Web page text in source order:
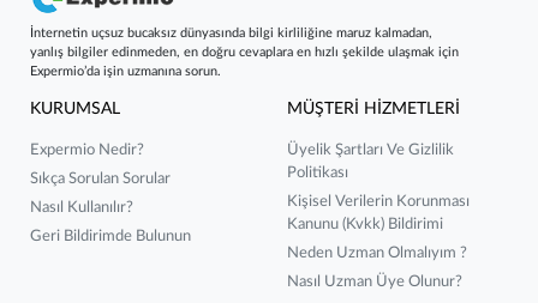
İnternetin uçsuz bucaksız dünyasında bilgi kirliliğine maruz kalmadan,
yanlış bilgiler edinmeden, en doğru cevaplara en hızlı şekilde ulaşmak için
Expermio’da işin uzmanına sorun.
KURUMSAL
Expermio Nedir?
Sıkça Sorulan Sorular
Nasıl Kullanılır?
Geri Bildirimde Bulunun
MÜŞTERİ HİZMETLERİ
Üyelik Şartları Ve Gizlilik
Politikası
Kişisel Verilerin Korunması
Kanunu (kvkk) Bildirimi
Neden Uzman Olmalıyım ?
Nasıl Uzman Üye Olunur?